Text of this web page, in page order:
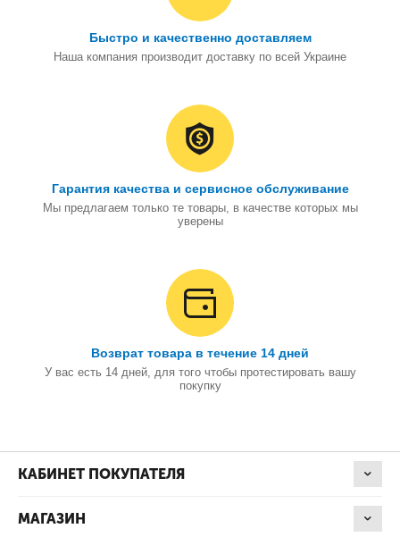
Быстро и качественно доставляем
Наша компания производит доставку по всей Украине
Гарантия качества и сервисное обслуживание
Мы предлагаем только те товары, в качестве которых мы
уверены
Возврат товара в течение 14 дней
У вас есть 14 дней, для того чтобы протестировать вашу
покупку
КАБИНЕТ ПОКУПАТЕЛЯ
МАГАЗИН